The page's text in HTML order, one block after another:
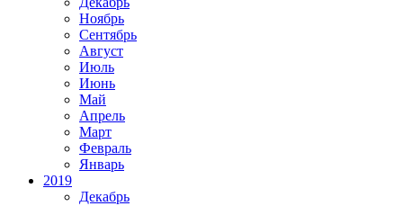
Ноябрь
Сентябрь
Август
Июль
Июнь
Май
Апрель
Март
Февраль
Январь
2019
Декабрь